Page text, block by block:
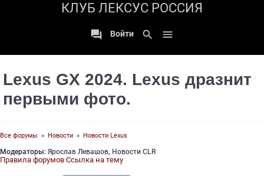
КЛУБ ЛЕКСУС РОССИЯ
 Войти search 
Lexus GX 2024. Lexus дразнит
первыми фото.
Все форумы » Новости » Новости Lexus
Модераторы: Ярослав Левашов, Новости CLR
Правила форумов Ссылка на тему